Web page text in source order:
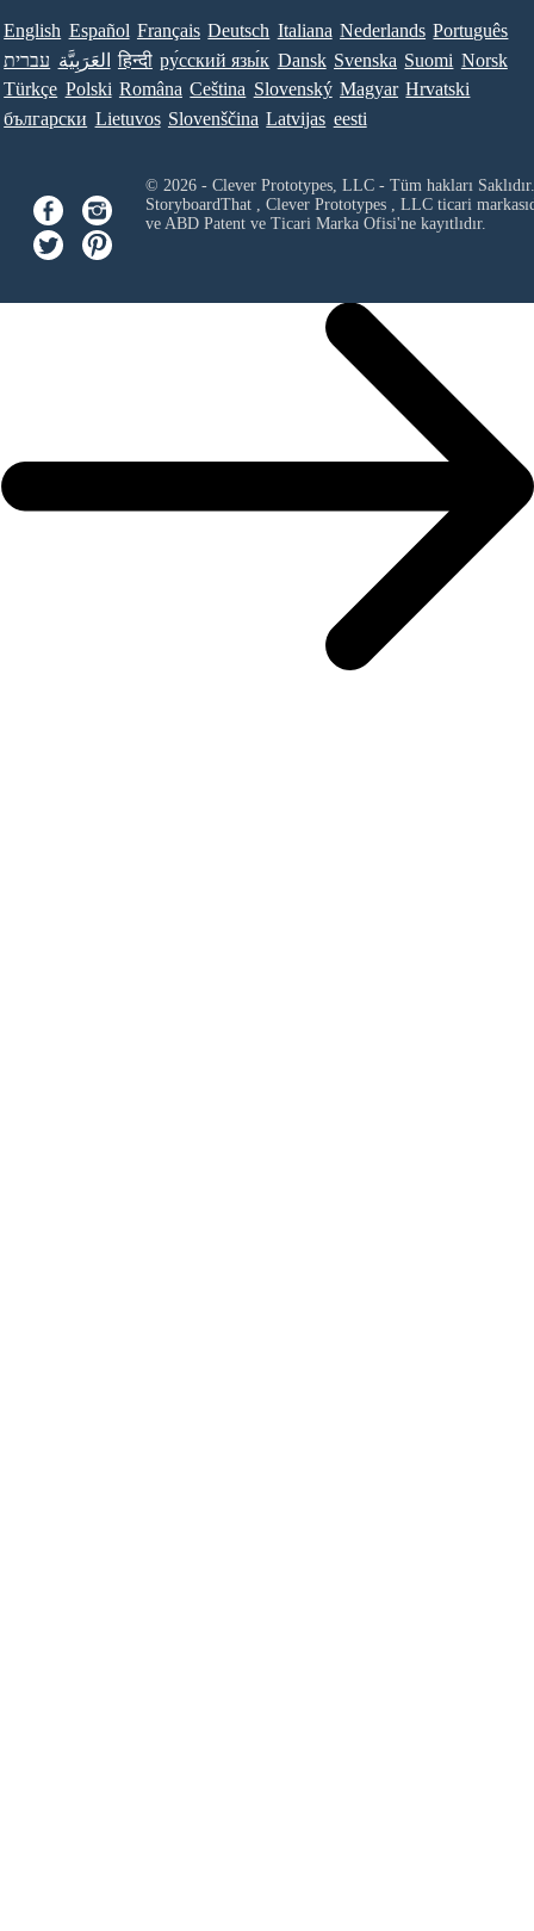
English Español Français Deutsch Italiana Nederlands Português
עברית العَرَبِيَّة हिन्दी ру́сский язы́к Dansk Svenska Suomi Norsk
Türkçe Polski Româna Ceština Slovenský Magyar Hrvatski
български Lietuvos Slovenščina Latvijas eesti
© 2026 - Clever Prototypes, LLC - Tüm hakları Saklıdır.
StoryboardThat , Clever Prototypes , LLCticari
ve ABD Patent ve Ticari Marka Ofisi'ne kayıtlıdır.